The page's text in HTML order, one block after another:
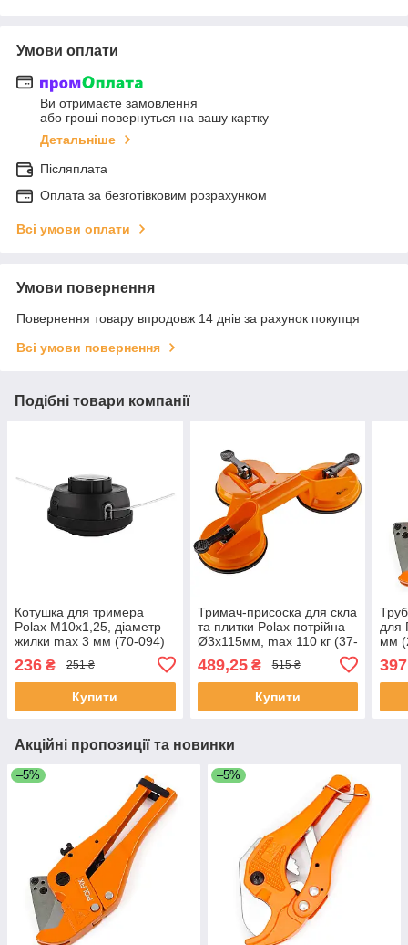
Умови оплати
Ви отримаєте замовлення
або гроші повернуться на вашу картку
Детальніше
Післяплата
Оплата за безготівковим розрахунком
Всі умови оплати
Умови повернення
Повернення товару впродовж 14 днів за рахунок покупця
Всі умови повернення
Подібні товари компанії
Котушка для тримера
Polax М10х1,25, діаметр
жилки max 3 мм (70-094)
236 ₴ 251 ₴
Купити
Тримач-присоска для скла
та плитки Polax потрійна
Ø3х115мм, max 110 кг (37-
489,25₴ 515 ₴
Купити
для
мм
Акційні пропозиції та новинки
–5% –5%